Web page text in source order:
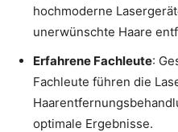
hochmoderne
unerwünschte Haare
Erfahrene Fachleute:
Fachleute führen die
optimale Ergebnisse.